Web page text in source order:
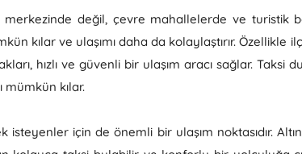
merkezinde değil, çevre mahallelerde ve turistik
kılar ve ulaşımı daha da kolaylaştırır. Özellikle
hızlı ve güvenli bir ulaşım aracı sağlar. Taksi
mümkün kılar.
isteyenler için de önemli bir ulaşım noktasıdır.